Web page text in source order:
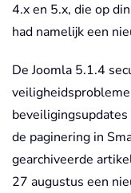
4.x en 5.x, die op
had namelijk een
De Joomla 5.1.4
de paginering in
gearchiveerde
27 augustus een